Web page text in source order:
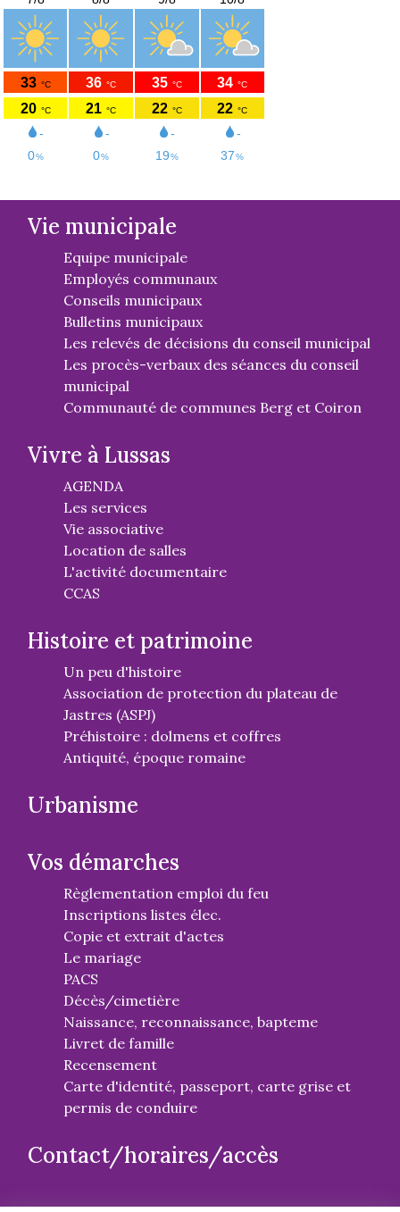
Vie municipale
Equipe municipale
Employés communaux
Conseils municipaux
Bulletins municipaux
Les relevés de décisions du conseil municipal
Les procès-verbaux des séances du conseil
municipal
Communauté de communes Berg et Coiron
Vivre à Lussas
AGENDA
Les services
Vie associative
Location de salles
L'activité documentaire
CCAS
Histoire et patrimoine
Un peu d'histoire
Association de protection du plateau de
Jastres (ASPJ)
Préhistoire : dolmens et coffres
Antiquité, époque romaine
Urbanisme
Vos démarches
Règlementation emploi du feu
Inscriptions listes élec.
Copie et extrait d'actes
Le mariage
PACS
Décès/cimetière
Naissance, reconnaissance, bapteme
Livret de famille
Recensement
Carte d'identité, passeport, carte grise et
permis de conduire
Contact/horaires/accès